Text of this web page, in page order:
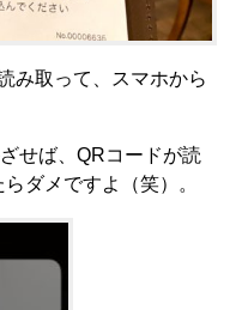
み取って、スマホから
せば、QRコードが読
ダメですよ（笑）。